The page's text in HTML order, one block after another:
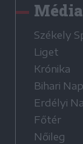
Székely
Liget
Krónika
Bihari
Erdélyi
Főtér
Nőileg